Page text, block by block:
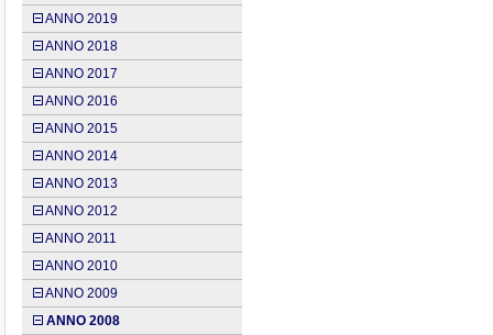
ANNO 2019
ANNO 2018
ANNO 2017
ANNO 2016
ANNO 2015
ANNO 2014
ANNO 2013
ANNO 2012
ANNO 2011
ANNO 2010
ANNO 2009
ANNO 2008